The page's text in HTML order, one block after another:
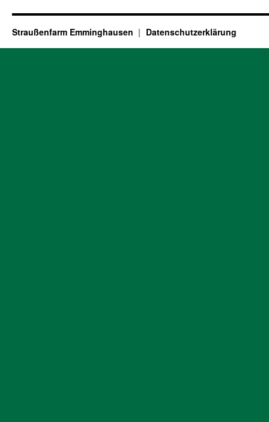
Straußenfarm Emminghausen Datenschutzerklärung